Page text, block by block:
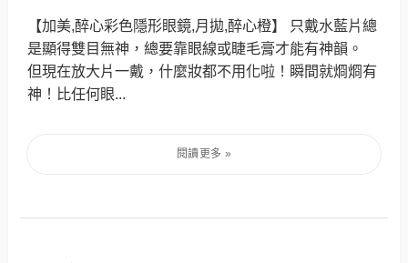
【加美,醉心彩色隱形眼鏡,月拋,醉心橙】 只戴水藍片總
是顯得雙目無神，總要靠眼線或睫毛膏才能有神韻。
但現在放大片一戴，什麼妝都不用化啦！瞬間就烱烱有
神！比任何眼...